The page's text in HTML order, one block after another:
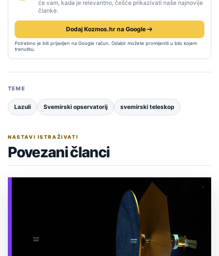
će vam, kada je relevantno, češće prikazivati naše najnovije
članke.
Dodaj Kozmos.hr na Google
Potrebno je biti prijavljen na Google račun. Odabir možete promijeniti u bilo kojem
trenutku.
TEME
Lazuli Svemirski opservatorij svemirski teleskop
NASTAVI ISTRAŽIVATI
Povezani članci